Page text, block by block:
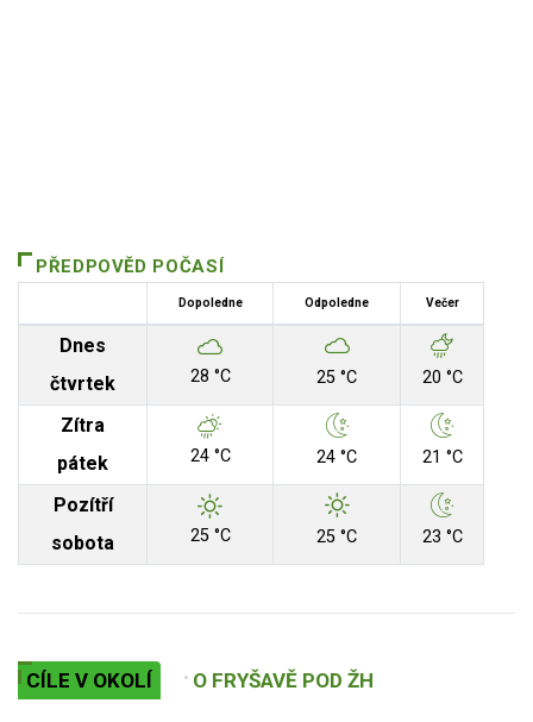
PŘEDPOVĚD POČASÍ
Dopoledne Odpoledne Večer
Dnes
čtvrtek
28 °C 25 °C 20 °C
Zítra
pátek
24 °C 24 °C 21 °C
Pozítří
sobota
25 °C 25 °C 23 °C
CÍLE V OKOLÍ O FRYŠAVĚ POD ŽH